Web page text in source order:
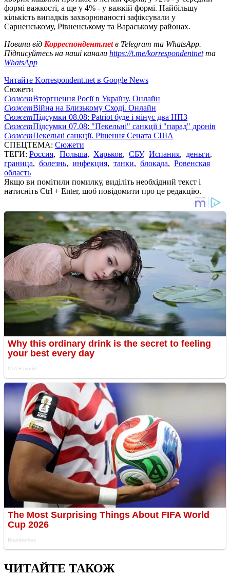
формі важкості, а ще у 4% - у важкій формі. Найбільшу
кількість випадків захворюваності зафіксували у
Сарненському, Рівненському та Вараському районах.
Новини від Корреспондент.netв Telegram та WhatsApp.
Підписуйтесь на наші канали https://t.me/korrespondentnetта
WhatsApp
Читайте Korrespondent.net в Google News
Сюжети
СюжетВторгнення Росії в Україну. Онлайн
СюжетВійна на Близькому Сході. Онлайн
СюжетПідсумки 08.08: Patriot буде і мінус два НПЗ
СюжетПідсумки 07.08: "Пекельні" санкції і "парад" дронів
СюжетПекельні санкції. Рішення Сената США
СПЕЦТЕМА: Сюжети
ТЕГИ: Россия, Польша, Харьков, СБУ, Испания, деньги,
граница, болезнь, инфекция, танки, блокада, Ровенская
область
Якщо ви помітили помилку, виділіть необхідний текст і
натисніть Ctrl + Enter, щоб повідомити про це редакцію.
ЧИТАЙТЕ ТАКОЖ